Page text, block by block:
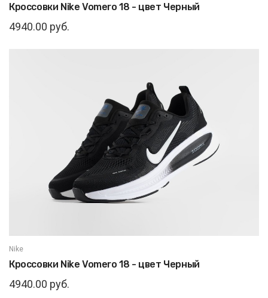
Кроссовки Nike Vomero 18 - цвет Черный
4940.00 руб.
Nike
Кроссовки Nike Vomero 18 - цвет Черный
4940.00 руб.